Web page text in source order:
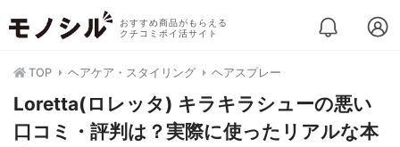
おすすめ商品がもらえる
クチコミポイ活サイト
TOP ヘアケア・スタイリング ヘアスプレー
Loretta(ロレッタ) キラキラシューの悪い
口コミ・評判は？実際に使ったリアルな本